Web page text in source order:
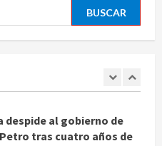
FC vs Atlas: Fecha,
para ver el partido
tras cuatro años de
de cambio